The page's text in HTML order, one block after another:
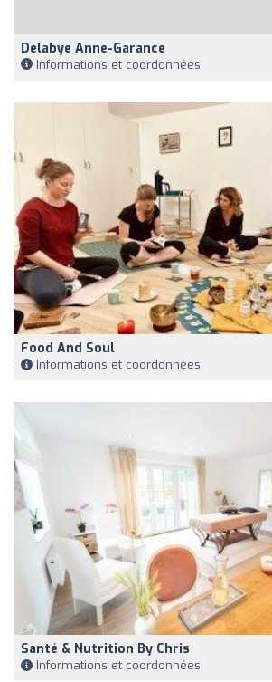
Delabye Anne-Garance
Informations et coordonnées
Food And Soul
Informations et coordonnées
Santé & Nutrition By Chris
Informations et coordonnées